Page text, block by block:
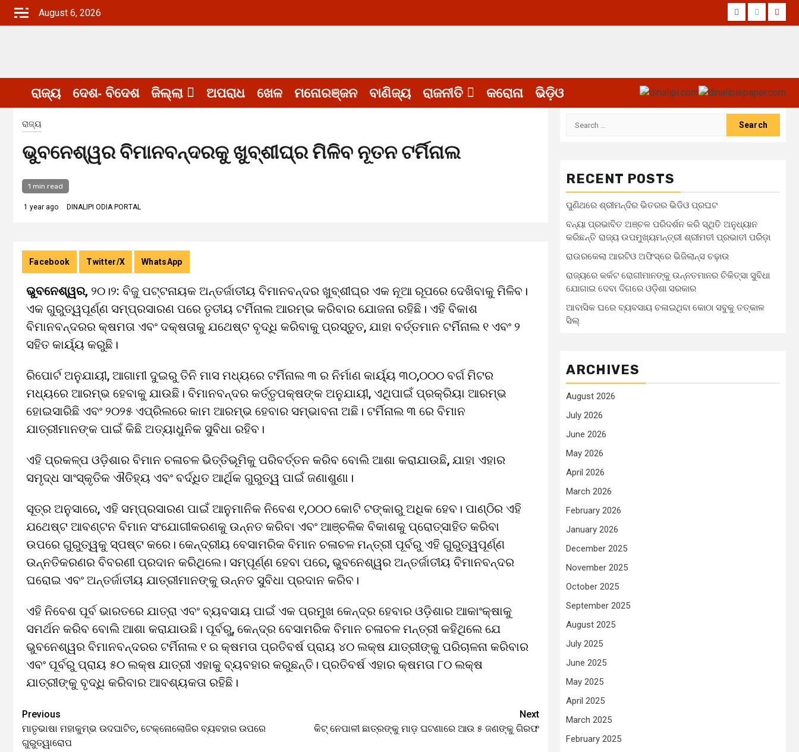
Skip
August 6, 2026 Facebook
Twitter
ରାଜ୍ୟ ଦେଶ- ବିଦେଶ ଜିଲ୍ଲା ଅପରାଧ ଖେଳ ମନୋରଞ୍ଜନ ବାଣିଜ୍ୟ ରାଜନୀତି କରୋନା ଭିଡ଼ିଓ
ରାଜ୍ୟ
ଭୁବନେଶ୍ୱର ବିମାନବନ୍ଦରକୁ ଖୁବ୍‌ଶୀଘ୍ର ମିଳିବ ନୂତନ ଟର୍ମିନାଲ
1 min read
1 year ago DINALIPI ODIA PORTAL
Facebook Twitter/X WhatsApp
ଭୁବନେଶ୍ୱର, ୨୦।୨: ବିଜୁ ପଟ୍ଟନାୟକ ଅନ୍ତର୍ଜାତୀୟ ବିମାନବନ୍ଦର ଖୁବ୍‌ଶୀଘ୍ର ଏକ ନୂଆ ରୂପରେ ଦେଖିବାକୁ ମିଳିବ।
ଏକ ଗୁରୁତ୍ୱପୂର୍ଣ୍ଣ ସମ୍ପ୍ରସାରଣ ପରେ ତୃତୀୟ ଟର୍ମିନାଲ ଆରମ୍ଭ କରିବାର ଯୋଜନା ରହିଛି। ଏହି ବିକାଶ
ବିମାନବନ୍ଦରର କ୍ଷମତା ଏବଂ ଦକ୍ଷତାକୁ ଯଥେଷ୍ଟ ବୃଦ୍ଧି କରିବାକୁ ପ୍ରସ୍ତୁତ, ଯାହା ବର୍ତ୍ତମାନ ଟର୍ମିନାଲ ୧ ଏବଂ ୨
ସହିତ କାର୍ୟ୍ୟ କରୁଛି।
ରିପୋର୍ଟ ଅନୁଯାୟୀ, ଆଗାମୀ ଦୁଇରୁ ତିନି ମାସ ମଧ୍ୟରେ ଟର୍ମିନାଲ ୩ ର ନିର୍ମାଣ କାର୍ୟ୍ୟ ୩୦,୦୦୦ ବର୍ଗ ମିଟର
ମଧ୍ୟରେ ଆରମ୍ଭ ହେବାକୁ ଯାଉଛି। ବିମାନବନ୍ଦର କର୍ତ୍ତୃପକ୍ଷଙ୍କ ଅନୁଯାୟୀ, ଏଥିପାଇଁ ପ୍ରକ୍ରିୟା ଆରମ୍ଭ
ହୋଇସାରିଛି ଏବଂ ୨୦୨୫ ଏପ୍ରିଲରେ କାମ ଆରମ୍ଭ ହେବାର ସମ୍ଭାବନା ଅଛି। ଟର୍ମିନାଲ ୩ ରେ ବିମାନ
ଯାତ୍ରୀମାନଙ୍କ ପାଇଁ କିଛି ଅତ୍ୟାଧୁନିକ ସୁବିଧା ରହିବ।
ଏହି ପ୍ରକଳ୍ପ ଓଡ଼ିଶାର ବିମାନ ଚଳାଚଳ ଭିତ୍ତିଭୂମିକୁ ପରିବର୍ତ୍ତନ କରିବ ବୋଲି ଆଶା କରାଯାଉଛି, ଯାହା ଏହାର
ସମୃଦ୍ଧ ସାଂସ୍କୃତିକ ଐତିହ୍ୟ ଏବଂ ବର୍ଦ୍ଧିତ ଆର୍ଥିକ ଗୁରୁତ୍ୱ ପାଇଁ ଜଣାଶୁଣା।
ସୂତ୍ର ଅନୁସାରେ, ଏହି ସମ୍ପ୍ରସାରଣ ପାଇଁ ଆନୁମାନିକ ନିବେଶ ୧,୦୦୦ କୋଟି ଟଙ୍କାରୁ ଅଧିକ ହେବ। ପାଣ୍ଠିର ଏହି
ଯଥେଷ୍ଟ ଆବଣ୍ଟନ ବିମାନ ସଂଯୋଗୀକରଣକୁ ଉନ୍ନତ କରିବା ଏବଂ ଆଞ୍ଚଳିକ ବିକାଶକୁ ପ୍ରୋତ୍ସାହିତ କରିବା
ଉପରେ ଗୁରୁତ୍ୱକୁ ସ୍ପଷ୍ଟ କରେ। କେନ୍ଦ୍ରୀୟ ବେସାମରିକ ବିମାନ ଚଳାଚଳ ମନ୍ତ୍ରୀ ପୂର୍ବରୁ ଏହି ଗୁରୁତ୍ୱପୂର୍ଣ୍ଣ
ଉନ୍ନତିକରଣର ବିବରଣୀ ପ୍ରଦାନ କରିଥିଲେ। ସମ୍ପୂର୍ଣ୍ଣ ହେବା ପରେ, ଭୁବନେଶ୍ୱର ଅନ୍ତର୍ଜାତୀୟ ବିମାନବନ୍ଦର
ଘରୋଇ ଏବଂ ଅନ୍ତର୍ଜାତୀୟ ଯାତ୍ରୀମାନଙ୍କୁ ଉନ୍ନତ ସୁବିଧା ପ୍ରଦାନ କରିବ।
ଏହି ନିବେଶ ପୂର୍ବ ଭାରତରେ ଯାତ୍ରା ଏବଂ ବ୍ୟବସାୟ ପାଇଁ ଏକ ପ୍ରମୁଖ କେନ୍ଦ୍ର ହେବାର ଓଡ଼ିଶାର ଆକାଂକ୍ଷାକୁ
ସମର୍ଥନ କରିବ ବୋଲି ଆଶା କରାଯାଉଛି। ପୂର୍ବରୁ, କେନ୍ଦ୍ର ବେସାମରିକ ବିମାନ ଚଳାଚଳ ମନ୍ତ୍ରୀ କହିଥିଲେ ଯେ
ଭୁବନେଶ୍ୱର ବିମାନବନ୍ଦରର ଟର୍ମିନାଲ ୧ ର କ୍ଷମତା ପ୍ରତିବର୍ଷ ପ୍ରାୟ ୪୦ ଲକ୍ଷ ଯାତ୍ରୀଙ୍କୁ ପରିଚାଳନା କରିବାର
ଏବଂ ପୂର୍ବରୁ ପ୍ରାୟ ୫୦ ଲକ୍ଷ ଯାତ୍ରୀ ଏହାକୁ ବ୍ୟବହାର କରୁଛନ୍ତି। ପ୍ରତିବର୍ଷ ଏହାର କ୍ଷମତା ୮୦ ଲକ୍ଷ
ଯାତ୍ରୀଙ୍କୁ ବୃଦ୍ଧି କରିବାର ଆବଶ୍ୟକତା ରହିଛି।
Continue
Reading
Previous
ମାତୃଭାଷା ମହାକୁମ୍ଭ ଉଦଘାଟିତ, ଟେକ୍ନୋଲୋଜିର ବ୍ୟବହାର ଉପରେ
ଗୁରୁତ୍ୱାରୋପ
Next
କିଟ୍‌ ନେପାଳୀ ଛାତ୍ରଙ୍କୁ ମାଡ଼ ଘଟଣାରେ ଆଉ ୫ ଜଣଙ୍କୁ ଗିରଫ
Search
RECENT POSTS
ପୁଣିଥରେ ଶ୍ରୀମନ୍ଦିର ଭିତରର ଭିଡିଓ ପ୍ରଘଟ
ବନ୍ୟା ପ୍ରଭାବିତ ଅଞ୍ଚଳ ପରିଦର୍ଶନ କରି ସ୍ଥିତି ଅନୁଧ୍ୟାନ
କରିଛନ୍ତି ରାଜ୍ୟ ଉପମୁଖ୍ୟମନ୍ତ୍ରୀ ଶ୍ରୀମତୀ ପ୍ରଭାତୀ ପରିଡ଼ା
ରାଉରକେଲା ଆରଟିଓ ଅଫିସ୍‌ରେ ଭିଜିଲାନ୍ସ ଚଢ଼ାଉ
ରାଜ୍ୟରେ କର୍କଟ ରୋଗୀମାନଙ୍କୁ ଉନ୍ନତମାନର ଚିକିତ୍ସା ସୁବିଧା
ଯୋଗାଇ ଦେବା ଦିଗରେ ଓଡ଼ିଶା ସରକାର
ଆବାସିକ ଘରେ ବ୍ୟବସାୟ ଚଳାଇଥିବା କୋଠା ସବୁକୁ ତତ୍କାଳ
ସିଲ୍‌
ARCHIVES
August 2026
July 2026
June 2026
May 2026
April 2026
March 2026
February 2026
January 2026
December 2025
November 2025
October 2025
September 2025
August 2025
July 2025
June 2025
May 2025
April 2025
March 2025
February 2025